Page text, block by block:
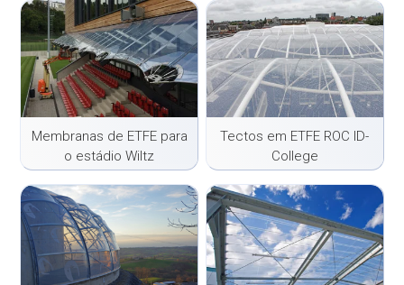
Membranas de ETFE para
o estádio Wiltz
Tectos em ETFE ROC ID-
College